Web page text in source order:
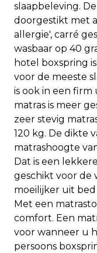
slaapbeleving.
doorgestikt met
allergie', carré
wasbaar op 40
hotel boxspring
voor de meeste
is ook in een
matras is meer
zeer stevig
120 kg. De dikte
matrashoogte
Dat is een
geschikt voor de
moeilijker uit
Met een
comfort. Een
voor wanneer u
persoons